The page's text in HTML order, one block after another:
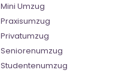
Mini Umzug
Praxisumzug
Privatumzug
Seniorenumzug
Studentenumzug